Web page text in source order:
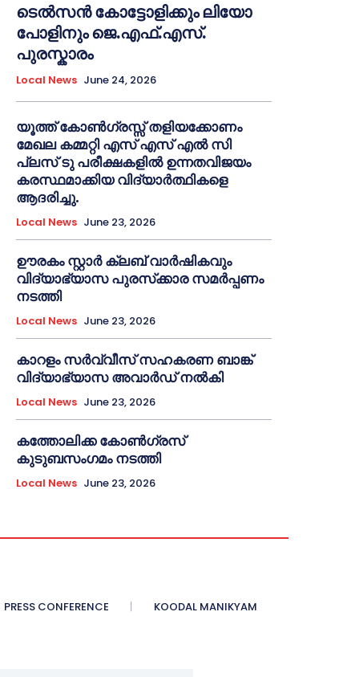
ടെൽസൻ കോട്ടോളിക്കും ലിയോ
പോളിനും ജെ.എഫ്.എസ്.
പുരസ്കാരം
Local News June 24, 2026
യൂത്ത് കോൺഗ്രസ്സ് തളിയക്കോണം
മേഖല കമ്മറ്റി എസ് എസ് എൽ സി
പ്ലസ് ടു പരീക്ഷകളിൽ ഉന്നതവിജയം
കരസ്ഥമാക്കിയ വിദ്യാർത്ഥികളെ
ആദരിച്ചു.
Local News June 23, 2026
ഊരകം സ്റ്റാർ ക്ലബ് വാർഷികവും
വിദ്യാഭ്യാസ പുരസ്‌ക്കാര സമർപ്പണം
നടത്തി
Local News June 23, 2026
കാറളം സർവ്വീസ് സഹകരണ ബാങ്ക്
വിദ്യാഭ്യാസ അവാർഡ് നൽകി
Local News June 23, 2026
കത്തോലിക്ക കോൺഗ്രസ്
കുടുബസംഗമം നടത്തി
Local News June 23, 2026
PRESS CONFERENCE KOODAL MANIKYAM